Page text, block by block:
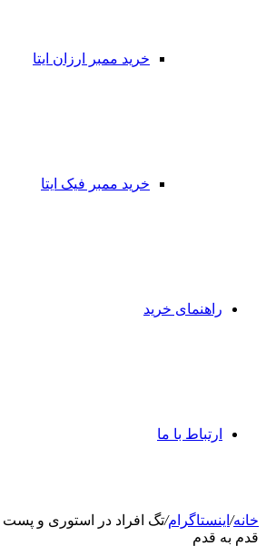
خرید ممبر ارزان ایتا
خرید ممبر فیک ایتا
راهنمای خرید
ارتباط با ما
خانه/ اینستاگرام/تگ افراد در استوری و پست
قدم به قدم